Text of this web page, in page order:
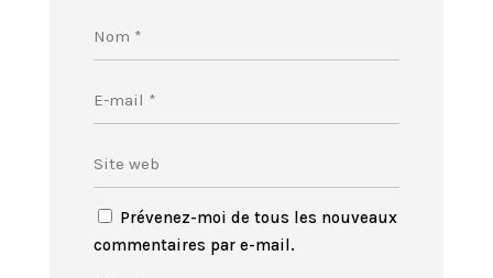
Prévenez-moi de tous les nouveaux
commentaires par e-mail.